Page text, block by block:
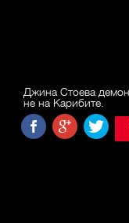
Джина Стоева
не на Карибите.